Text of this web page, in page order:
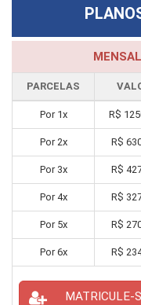
PARCELAS
Por 1x R$
Por2x R$
Por 3x R$
Por4x R$
Por 5x R$
Por6x R$
MATRICULE-